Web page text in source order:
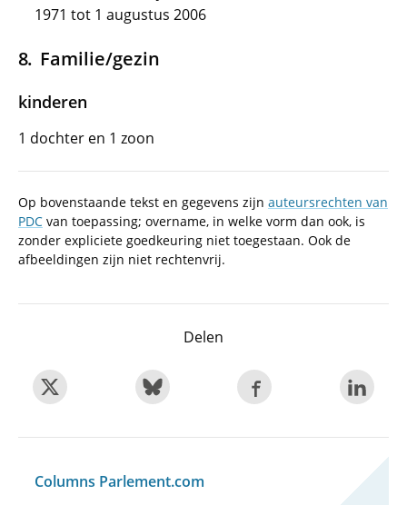
1971 tot 1 augustus 2006
Familie/gezin
kinderen
1 dochter en 1 zoon
Op bovenstaande tekst en gegevens zijn auteursrechten van
PDC van toepassing; overname, in welke vorm dan ook, is
zonder expliciete goedkeuring niet toegestaan. Ook de
afbeeldingen zijn niet rechtenvrij.
Delen
Columns Parlement.com